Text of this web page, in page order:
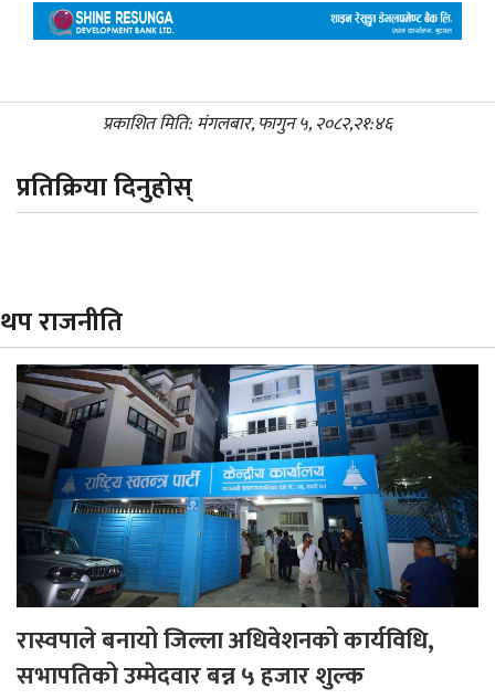
प्रकाशित मिति: मंगलबार, फागुन ५, २०८२,२१:४६
प्रतिक्रिया दिनुहोस्
थप राजनीति
रास्वपाले बनायो जिल्ला अधिवेशनको कार्यविधि,
सभापतिको उम्मेदवार बन्न ५ हजार शुल्क